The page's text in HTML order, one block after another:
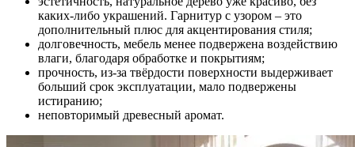
каких-либо украшений. Гарнитур с узором – это
дополнительный плюс для акцентирования стиля;
долговечность, мебель менее подвержена воздействию
влаги, благодаря обработке и покрытиям;
прочность, из-за твёрдости поверхности выдерживает
больший срок эксплуатации, мало подвержены
истиранию;
неповторимый древесный аромат.